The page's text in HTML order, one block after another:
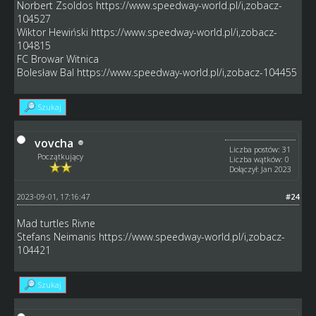
Norbert Zsoldos https://www.speedway-world.pl/i,zobacz-
104527
Wiktor Hewiński https://www.speedway-world.pl/i,zobacz-
104815
FC Browar Witnica
Bolesław Bal https://www.speedway-world.pl/i,zobacz-104455
Szukaj
vovcha
Początkujący
Liczba postów: 31
Liczba wątków: 0
Dołączył: Jan 2023
#24
2023-09-01, 17:16:47
Mad turtles Rivne
Stefans Neimanis https://www.speedway-world.pl/i,zobacz-
104421
Szukaj